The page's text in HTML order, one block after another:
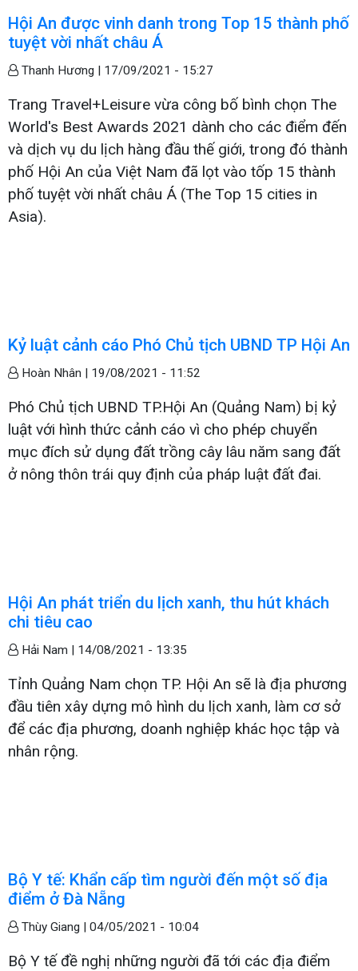
Hội An được vinh danh trong Top 15 thành phố
tuyệt vời nhất châu Á
Thanh Hương | 17/09/2021 - 15:27
Trang Travel+Leisure vừa công bố bình chọn The
World's Best Awards 2021 dành cho các điểm đến
và dịch vụ du lịch hàng đầu thế giới, trong đó thành
phố Hội An của Việt Nam đã lọt vào tốp 15 thành
phố tuyệt vời nhất châu Á (The Top 15 cities in
Asia).
Kỷ luật cảnh cáo Phó Chủ tịch UBND TP Hội An
Hoàn Nhân | 19/08/2021 - 11:52
Phó Chủ tịch UBND TP.Hội An (Quảng Nam) bị kỷ
luật với hình thức cảnh cáo vì cho phép chuyển
mục đích sử dụng đất trồng cây lâu năm sang đất
ở nông thôn trái quy định của pháp luật đất đai.
Hội An phát triển du lịch xanh, thu hút khách
chi tiêu cao
Hải Nam | 14/08/2021 - 13:35
Tỉnh Quảng Nam chọn TP. Hội An sẽ là địa phương
đầu tiên xây dựng mô hình du lịch xanh, làm cơ sở
để các địa phương, doanh nghiệp khác học tập và
nhân rộng.
Bộ Y tế: Khẩn cấp tìm người đến một số địa
điểm ở Đà Nẵng
Thùy Giang | 04/05/2021 - 10:04
Bộ Y tế đề nghị những người đã tới các địa điểm